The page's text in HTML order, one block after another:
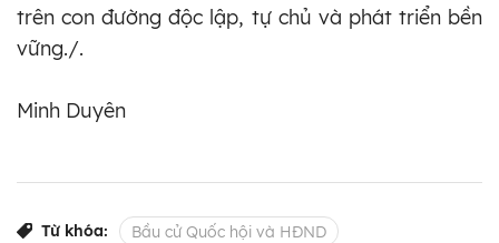
trên con đường độc lập, tự chủ và phát triển bền
vững./.
Minh Duyên
Từ khóa: Bầu cử Quốc hội và HĐND